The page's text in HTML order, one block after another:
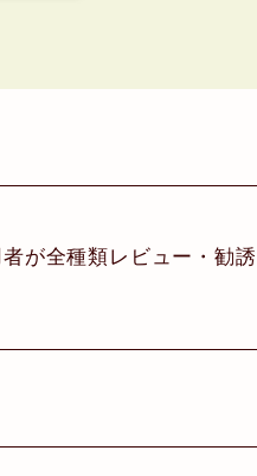
が全種類レビュー・勧誘